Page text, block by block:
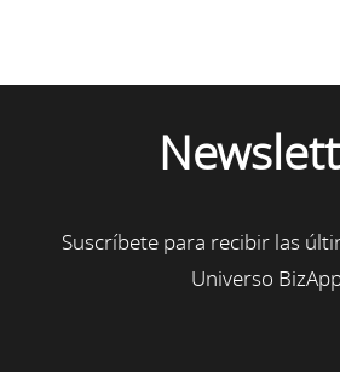
Suscríbete para recibir las
Universo